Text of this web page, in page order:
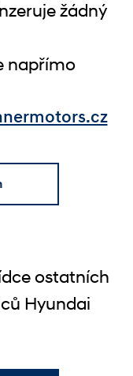
žádný
napřímo
ostatních
Hyundai